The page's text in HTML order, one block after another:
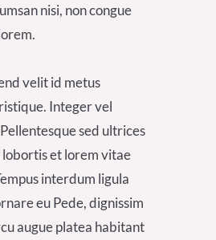
nisi, non congue
velit id metus
Integer vel
sed ultrices
et lorem vitae
interdum ligula
eu Pede, dignissim
augue platea habitant